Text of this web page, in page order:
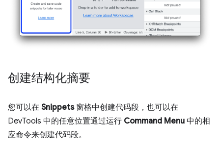
创建结构化摘要
您可以在 Snippets窗格中创建代码段，也可以在
DevTools 中的任意位置通过运行 Command Menu 中的相
应命令来创建代码段。